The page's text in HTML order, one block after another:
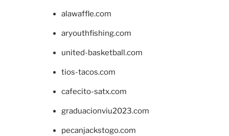
alawaffle.com
aryouthfishing.com
united-basketball.com
tios-tacos.com
cafecito-satx.com
graduacionviu2023.com
pecanjackstogo.com